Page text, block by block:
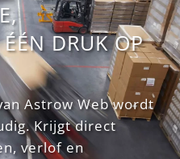
DRUK OP
Astrow Web wordt
Krijgt direct
verlof en